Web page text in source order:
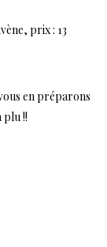
prix : 13
en préparons
plu !!